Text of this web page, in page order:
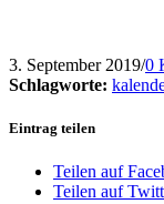
3. September 2019/0
Schlagworte:
Eintrag teilen
Teilen auf
Teilen auf